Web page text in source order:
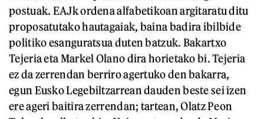
postuak. EAJk ordena alfabetikoan argitaratu ditu
proposatutako hautagaiak, baina badira ibilbide
politiko esanguratsua duten batzuk. Bakartxo
Tejeria eta Markel Olano dira horietako bi. Tejeria
ez da zerrendan berriro agertuko den bakarra,
egun Eusko Legebiltzarrean dauden beste sei izen
ere ageri baitira zerrendan; tartean, Olatz Peon